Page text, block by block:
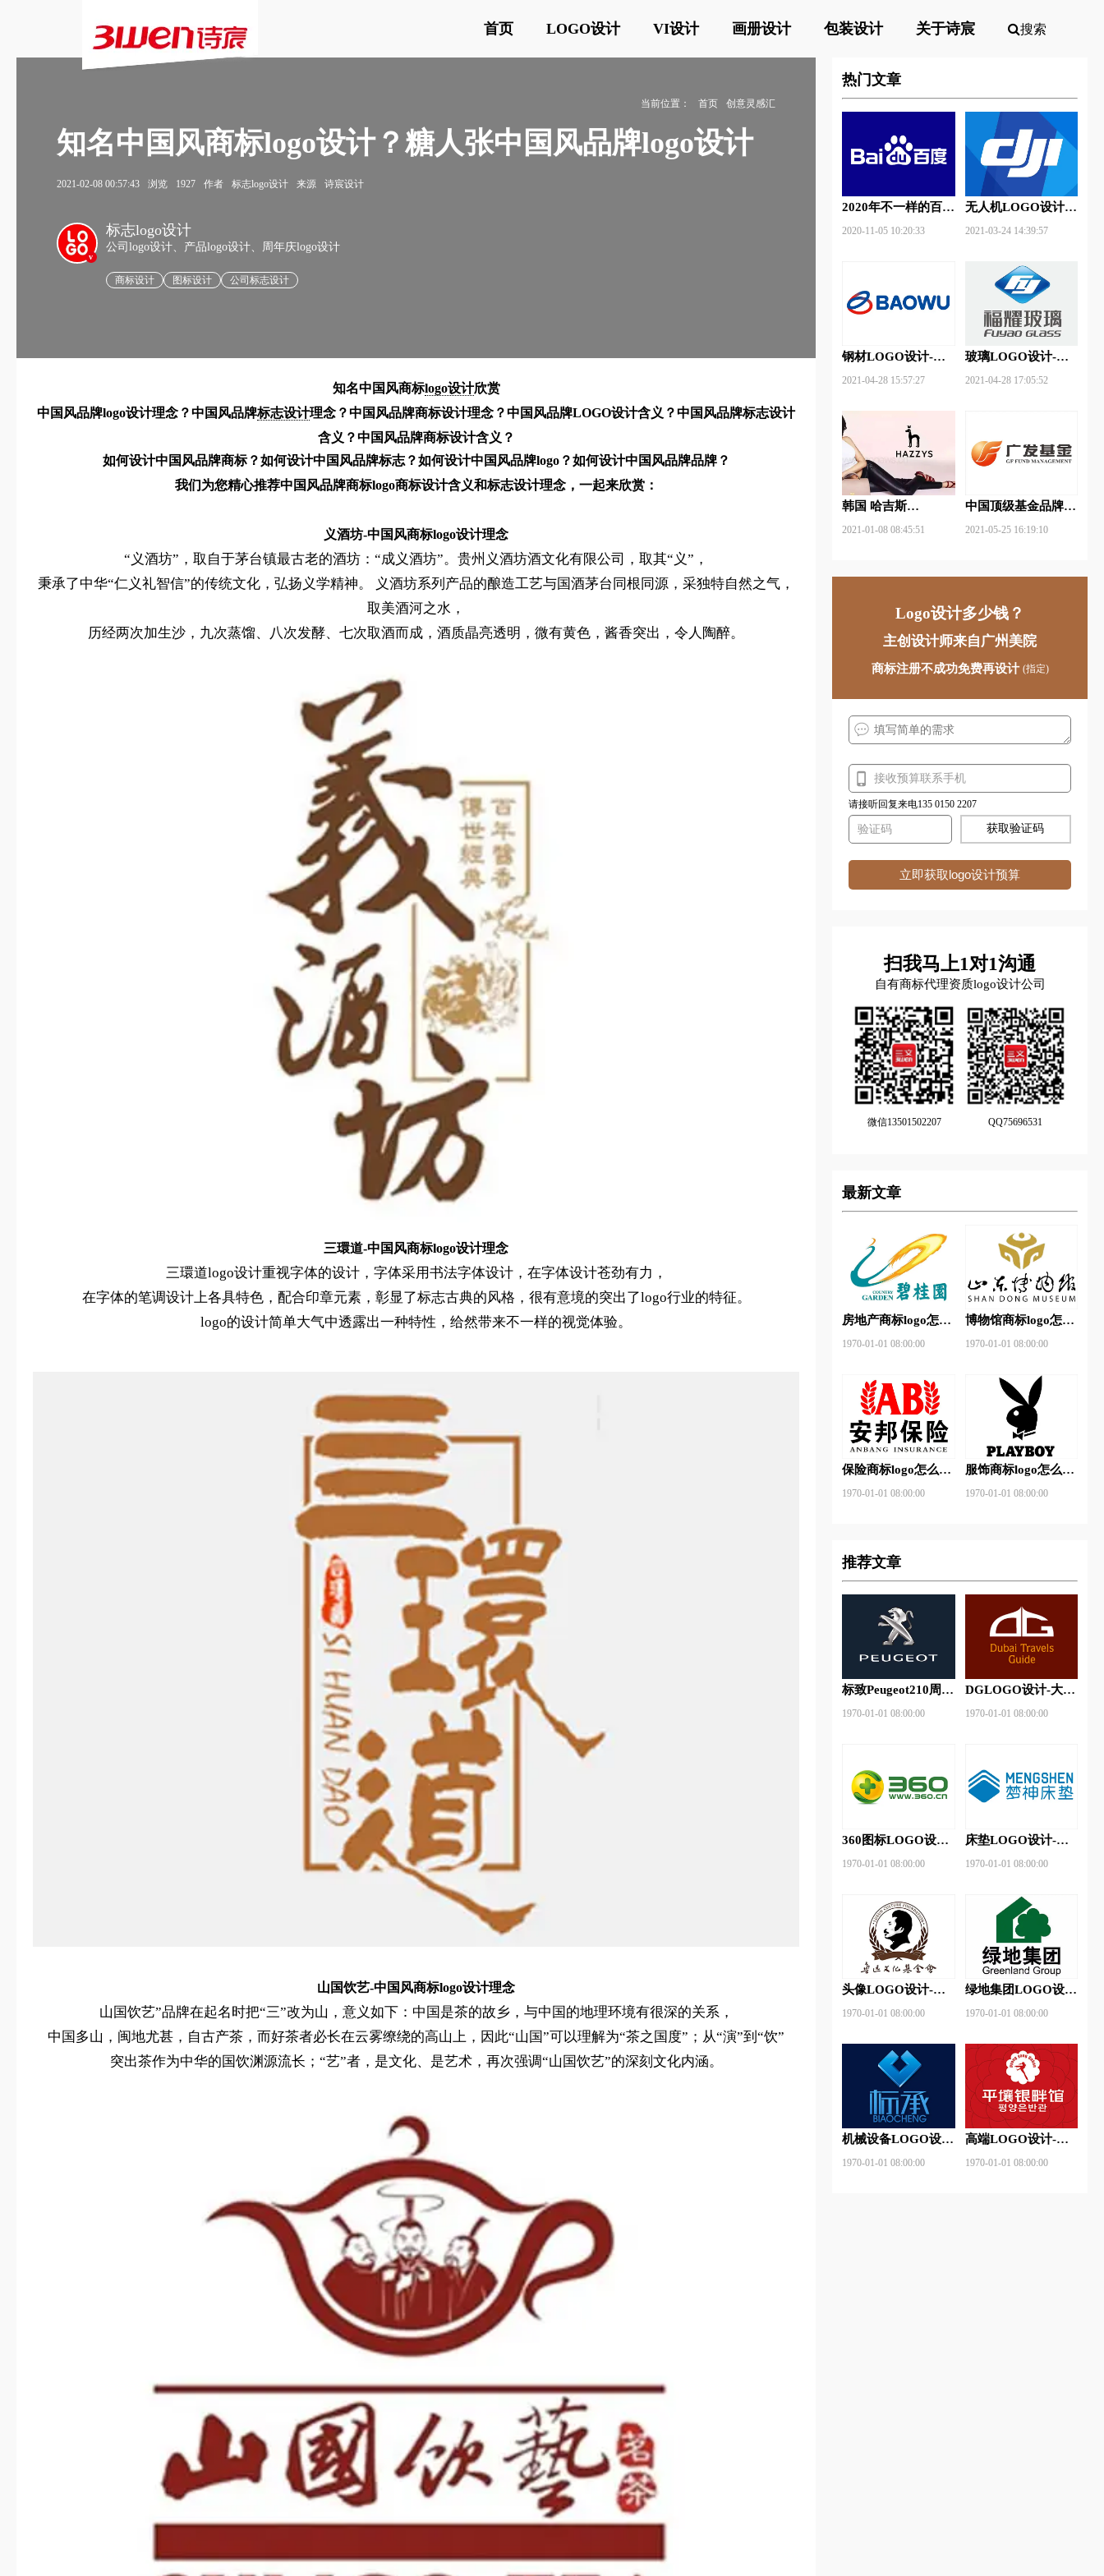
首页 LOGO设计 VI设计 画册设计 包装设计 关于诗宸 搜索
当前位置： 首页 创意灵感汇
知名中国风商标logo设计？糖人张中国风品牌logo设计
2021-02-08 00:57:43 浏览 1927 作者 标志logo设计 来源 诗宸设计
v
标志logo设计
公司logo设计、产品logo设计、周年庆logo设计
商标设计 图标设计 公司标志设计
知名中国风商标logo设计欣赏
中国风品牌logo设计理念？中国风品牌标志设计理念？中国风品牌商标设计理念？中国风品牌LOGO设计含义？中国风品牌标志设计
含义？中国风品牌商标设计含义？
如何设计中国风品牌商标？如何设计中国风品牌标志？如何设计中国风品牌logo？如何设计中国风品牌品牌？
我们为您精心推荐中国风品牌商标logo商标设计含义和标志设计理念，一起来欣赏：
义酒坊-中国风商标logo设计理念
“义酒坊”，取自于茅台镇最古老的酒坊：“成义酒坊”。贵州义酒坊酒文化有限公司，取其“义”，
秉承了中华“仁义礼智信”的传统文化，弘扬义学精神。 义酒坊系列产品的酿造工艺与国酒茅台同根同源，采独特自然之气，
取美酒河之水，
历经两次加生沙，九次蒸馏、八次发酵、七次取酒而成，酒质晶亮透明，微有黄色，酱香突出，令人陶醉。
三環道-中国风商标logo设计理念
三環道logo设计重视字体的设计，字体采用书法字体设计，在字体设计苍劲有力，
在字体的笔调设计上各具特色，配合印章元素，彰显了标志古典的风格，很有意境的突出了logo行业的特征。
logo的设计简单大气中透露出一种特性，给然带来不一样的视觉体验。
山国饮艺-中国风商标logo设计理念
山国饮艺”品牌在起名时把“三”改为山，意义如下：中国是茶的故乡，与中国的地理环境有很深的关系，
中国多山，闽地尤甚，自古产茶，而好茶者必长在云雾缭绕的高山上，因此“山国”可以理解为“茶之国度”；从“演”到“饮”
突出茶作为中华的国饮渊源流长；“艺”者，是文化、是艺术，再次强调“山国饮艺”的深刻文化内涵。
热门文章
2020年不一样的百度
2020-11-05 10:20:33
无人机LOGO设计-
计
2021-03-24 14:39:57
钢材LOGO设计-宝
2021-04-28 15:57:27
玻璃LOGO设计-
logo设计
2021-04-28 17:05:52
韩国 哈吉斯
更新LOGO
2021-01-08 08:45:51
中国顶级基金品牌
领先品牌
2021-05-25 16:19:10
Logo设计多少钱？
主创设计师来自广州美院
商标注册不成功免费再设计 (指定)
请接听回复来电135 0150 2207
获取验证码
立即获取logo设计预算
扫我马上1对1沟通
自有商标代理资质logo设计公司
微信13501502207 QQ75696531
最新文章
房地产商标logo怎么
地品牌logo设计
1970-01-01 08:00:00
博物馆商标logo怎么
首都博物馆品牌logo
1970-01-01 08:00:00
保险商标logo怎么
保险品牌logo设计
1970-01-01 08:00:00
服饰商标logo怎么
品牌logo设计
1970-01-01 08:00:00
推荐文章
标致Peugeot210周年
1970-01-01 08:00:00
DGLOGO设计-大观
1970-01-01 08:00:00
360图标LOGO设计-
logo设计
1970-01-01 08:00:00
床垫LOGO设计-梦
1970-01-01 08:00:00
头像LOGO设计-鲁
计
1970-01-01 08:00:00
绿地集团LOGO设
logo设计
1970-01-01 08:00:00
机械设备LOGO设
logo设计
1970-01-01 08:00:00
高端LOGO设计-平
计
1970-01-01 08:00:00